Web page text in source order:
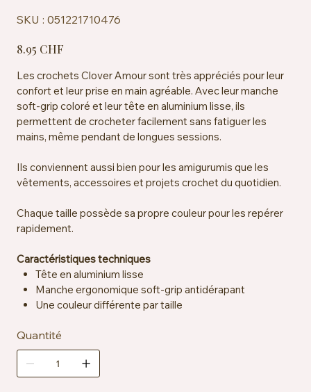
SKU : 051221710476
051221710476
8.95 CHF
Les crochets Clover Amour sont très appréciés pour leur
confort et leur prise en main agréable. Avec leur manche
soft-grip coloré et leur tête en aluminium lisse, ils
permettent de crocheter facilement sans fatiguer les
mains, même pendant de longues sessions.
Ils conviennent aussi bien pour les amigurumis que les
vêtements, accessoires et projets crochet du quotidien.
Chaque taille possède sa propre couleur pour les repérer
rapidement.
Caractéristiques techniques
Tête en aluminium lisse
Manche ergonomique soft-grip antidérapant
Une couleur différente par taille
Quantité